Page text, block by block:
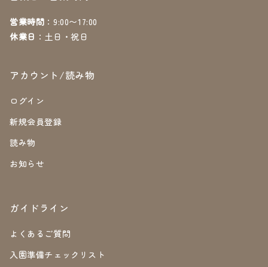
営業時間 ：9:00〜17:00
休業日 ：土日・祝日
アカウント/読み物
ログイン
新規会員登録
読み物
お知らせ
ガイドライン
よくあるご質問
入園準備チェックリスト